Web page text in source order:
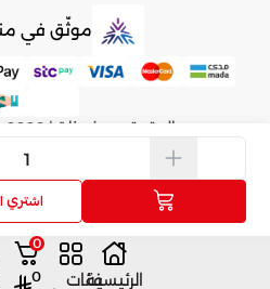
الرئيسيةفئات
0
0
اشتري
موثّق في
الحقوق محفوظة | 2026